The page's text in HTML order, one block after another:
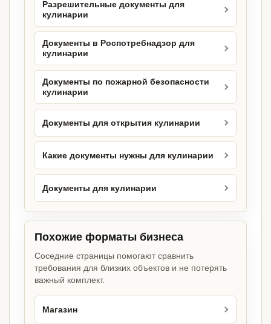
Разрешительные документы для
кулинарии
Документы в Роспотребнадзор для
кулинарии
Документы по пожарной безопасности
кулинарии
Документы для открытия кулинарии
Какие документы нужны для кулинарии
Документы для кулинарии
Похожие форматы бизнеса
Соседние страницы помогают сравнить
требования для близких объектов и не потерять
важный комплект.
Магазин